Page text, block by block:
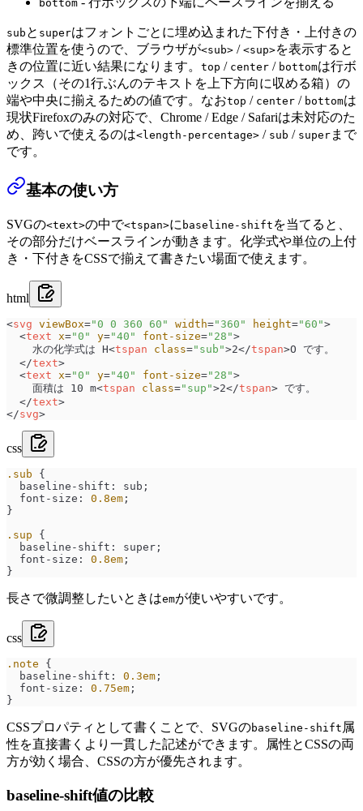
bottom
sub と superはフォントごとに埋め込まれた下付き・上付きの
標準位置を使うので、ブラウザが<sub> / <sup>を表示すると
きの位置に近い結果になります。 top / center / bottomは行ボ
ックス（その1行ぶんのテキストを上下方向に収める箱）の
端や中央に揃えるための値です。なおtop / center / bottomは
現状Firefoxのみの対応で、Chrome / Edge / Safariは未対応のた
め、跨いで使えるのは<length-percentage> / sub / super まで
です。
基本の使い方
SVGの<text>の中で<tspan>に baseline-shift を当てると、
その部分だけベースラインが動きます。化学式や単位の上付
き・下付きをCSSで揃えて書きたい場面で使えます。
html
<svg viewBox="0 0 360 60 " width=" 360 " height="60 ">
  <
text x="0 " y="40 " font-size=" 28 ">
    水の化学式は H<
tspan class=" sub ">2</tspan>O です。
  </
text>
  <
text x="0 " y="40 " font-size=" 28 ">
    面積は 10 m<
tspan class=" sup ">2</tspan> です。
  </
text>
</svg>
css
.sub {
  baseline-shift
: sub ;
  font-size
: 0.8em ;
}
.sup {
  baseline-shift
: super ;
  font-size
: 0.8em ;
}
長さで微調整したいときはemが使いやすいです。
css
.note {
  baseline-shift
: 0.3em ;
  font-size
: 0.75em ;
}
CSSプロパティとして書くことで、SVGのbaseline-shift 属
性を直接書くより一貫した記述ができます。属性とCSSの両
方が効く場合、CSSの方が優先されます。
baseline-shift値の比較